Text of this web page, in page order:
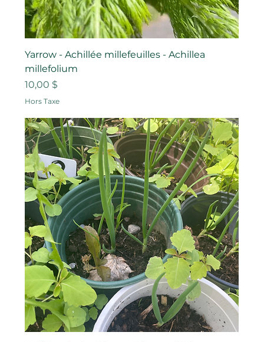
Yarrow - Achillée millefeuilles - Achillea
millefolium
Prix
10,00 $
Hors Taxe